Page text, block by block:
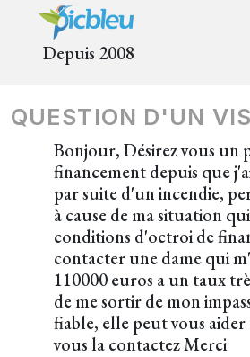
Depuis 2008
QUESTION D'UN
Bonjour, Désirez vous un
financement depuis que
par suite d'un incendie,
à cause de ma situation
conditions d'octroi de
contacter une dame qui
110000 euros a un taux
de me sortir de mon
fiable, elle peut vous aider
vous la contactez Merci